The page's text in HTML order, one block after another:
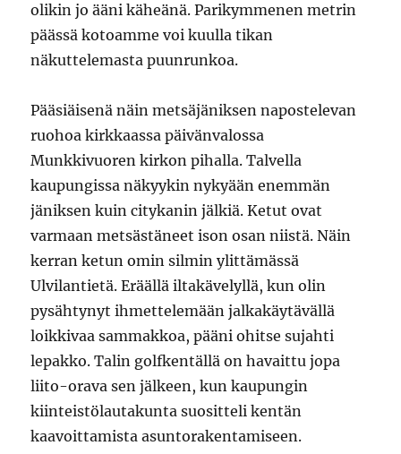
olikin jo ääni käheänä. Parikymmenen metrin
päässä kotoamme voi kuulla tikan
näkuttelemasta puunrunkoa.
Pääsiäisenä näin metsäjäniksen napostelevan
ruohoa kirkkaassa päivänvalossa
Munkkivuoren kirkon pihalla. Talvella
kaupungissa näkyykin nykyään enemmän
jäniksen kuin citykanin jälkiä. Ketut ovat
varmaan metsästäneet ison osan niistä. Näin
kerran ketun omin silmin ylittämässä
Ulvilantietä. Eräällä iltakävelyllä, kun olin
pysähtynyt ihmettelemään jalkakäytävällä
loikkivaa sammakkoa, pääni ohitse sujahti
lepakko. Talin golfkentällä on havaittu jopa
liito-orava sen jälkeen, kun kaupungin
kiinteistölautakunta suositteli kentän
kaavoittamista asuntorakentamiseen.